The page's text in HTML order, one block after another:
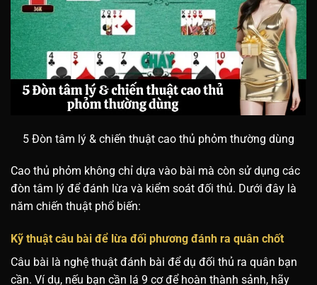
5 Đòn tâm lý & chiến thuật cao thủ phỏm thường dùng
Cao thủ phỏm không chỉ dựa vào bài mà còn sử dụng các
đòn tâm lý để đánh lừa và kiểm soát đối thủ. Dưới đây là
năm chiến thuật phổ biến:
Kỹ thuật câu bài để lừa đối phương đánh ra quân chốt
Câu bài là nghệ thuật đánh bài để dụ đối thủ ra quân bạn
cần. Ví dụ, nếu bạn cần lá 9 cơ để hoàn thành sảnh, hãy